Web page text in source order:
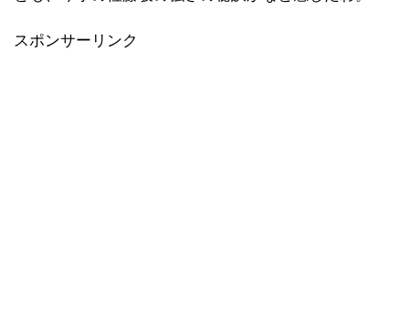
スポンサーリンク